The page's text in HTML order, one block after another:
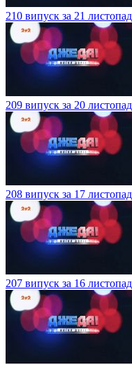
210 випуск за 21
209 випуск за 20
208 випуск за 17
207 випуск за 16